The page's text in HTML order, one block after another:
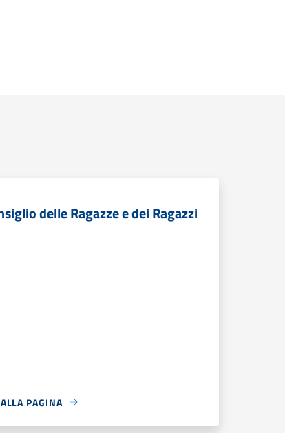
delle Ragazze e dei Ragazzi
PAGINA